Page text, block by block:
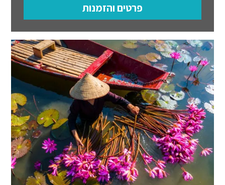
פרטים והזמנות